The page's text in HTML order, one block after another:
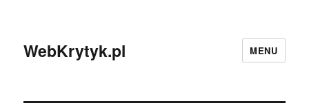
WebKrytyk.pl MENU